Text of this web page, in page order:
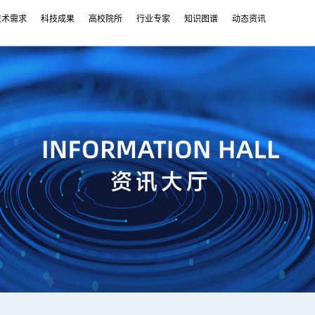
术需求 科技成果 高校院所 行业专家 知识图谱 动态资讯